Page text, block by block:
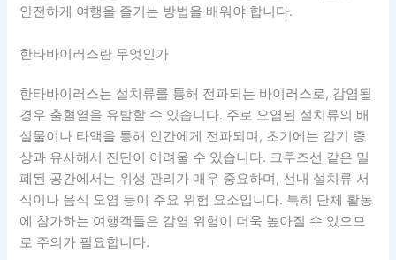
안전하게 여행을 즐기는 방법을 배워야 합니다.
한타바이러스란 무엇인가
한타바이러스는 설치류를 통해 전파되는 바이러스로, 감염될
경우 출혈열을 유발할 수 있습니다. 주로 오염된 설치류의 배
설물이나 타액을 통해 인간에게 전파되며, 초기에는 감기 증
상과 유사해서 진단이 어려울 수 있습니다. 크루즈선 같은 밀
폐된 공간에서는 위생 관리가 매우 중요하며, 선내 설치류 서
식이나 음식 오염 등이 주요 위험 요소입니다. 특히 단체 활동
에 참가하는 여행객들은 감염 위험이 더욱 높아질 수 있으므
로 주의가 필요합니다.